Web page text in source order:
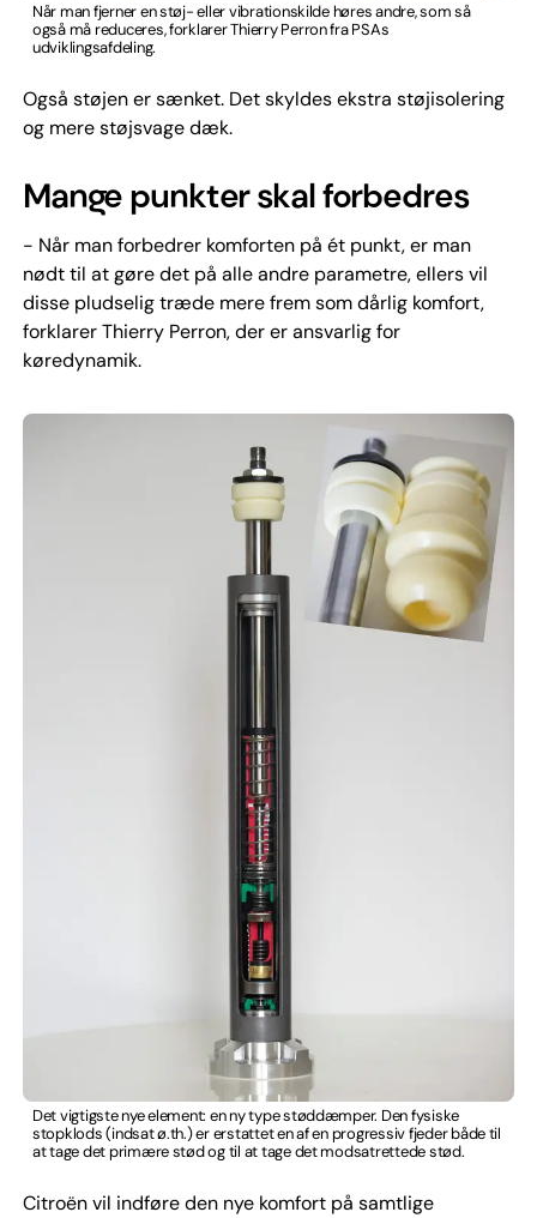
Når man fjerner en støj- eller vibrationskilde høres andre, som så
også må reduceres, forklarer Thierry Perron fra PSAs
udviklingsafdeling.
Også støjen er sænket. Det skyldes ekstra støjisolering
og mere støjsvage dæk.
Mange punkter skal forbedres
- Når man forbedrer komforten på ét punkt, er man
nødt til at gøre det på alle andre parametre, ellers vil
disse pludselig træde mere frem som dårlig komfort,
forklarer Thierry Perron, der er ansvarlig for
køredynamik.
Det vigtigste nye element: en ny type støddæmper. Den fysiske
stopklods (indsat ø.th.) er erstattet en af en progressiv fjeder både til
at tage det primære stød og til at tage det modsatrettede stød.
Citroën vil indføre den nye komfort på samtlige